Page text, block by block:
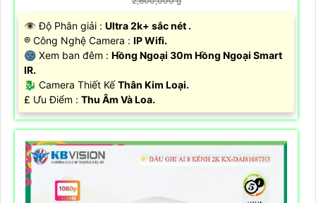
👁 Độ Phân giải : Ultra 2k+ sắc nét .
®️ Công Nghệ Camera : IP Wifi.
🌚 Xem ban đêm : Hồng Ngoại 30m Hồng Ngoại Smart
IR.
🐉️ Camera Thiết KếThân Kim Loại.
️₤ Ưu Điểm : Thu Âm Và Loa.